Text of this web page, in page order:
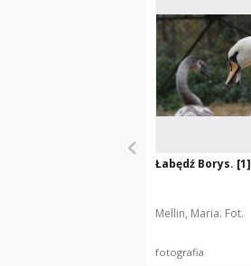
Łabędź Borys. [1]
Mellin, Maria. Fot.
fotografia